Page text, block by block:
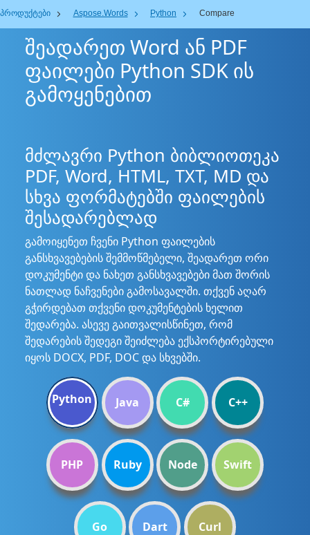
პროდუქტები Aspose.Words Python Compare
შეადარეთ Word ან PDF
ფაილები Python SDK ის
გამოყენებით
მძლავრი Python ბიბლიოთეკა
PDF, Word, HTML, TXT, MD და
სხვა ფორმატებში ფაილების
შესადარებლად
გამოიყენეთ ჩვენი Python ფაილების
განსხვავებების შემმოწმებელი, შეადარეთ ორი
დოკუმენტი და ნახეთ განსხვავებები მათ შორის
ნათლად ნაჩვენები გამოსავალში. თქვენ აღარ
გჭირდებათ თქვენი დოკუმენტების ხელით
შედარება. ასევე გაითვალისწინეთ, რომ
შედარების შედეგი შეიძლება ექსპორტირებული
იყოს DOCX, PDF, DOC და სხვებში.
Python Java C# C++
PHP Ruby Node Swift
Go Dart Curl